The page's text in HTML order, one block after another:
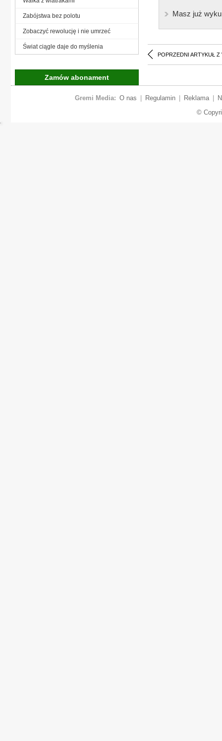
Masz już
POPRZEDNI ARTYKUŁ Z
Zabójstwa bez polotu
Zobaczyć rewolucję i nie umrzeć
Świat ciągle daje do myślenia
Zamów abonament
Gremi Media: O nas Regulamin Reklama
©